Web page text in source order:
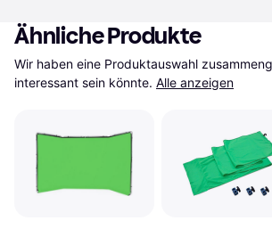
Ähnliche Produkte
Wir haben eine Produktauswahl
interessant sein könnte. Alle anzeigen